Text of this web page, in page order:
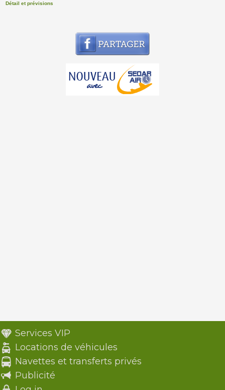
Détail et prévisions
Services VIP
Locations de véhicules
Navettes et transferts privés
Publicité